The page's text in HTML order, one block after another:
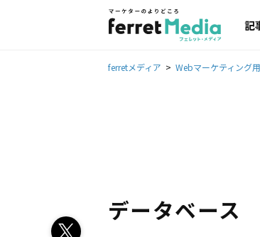
記
ferretメディア Webマーケティング
データベース